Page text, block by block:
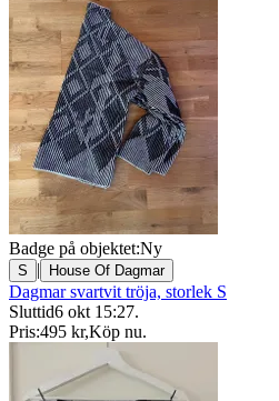
Badge på objektet:Ny
S | House Of Dagmar
Dagmar svartvit tröja, storlek S
Sluttid6 okt 15:27.
Pris:495 kr,Köp nu.